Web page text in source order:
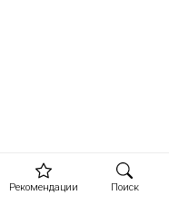
Рекомендации Поиск